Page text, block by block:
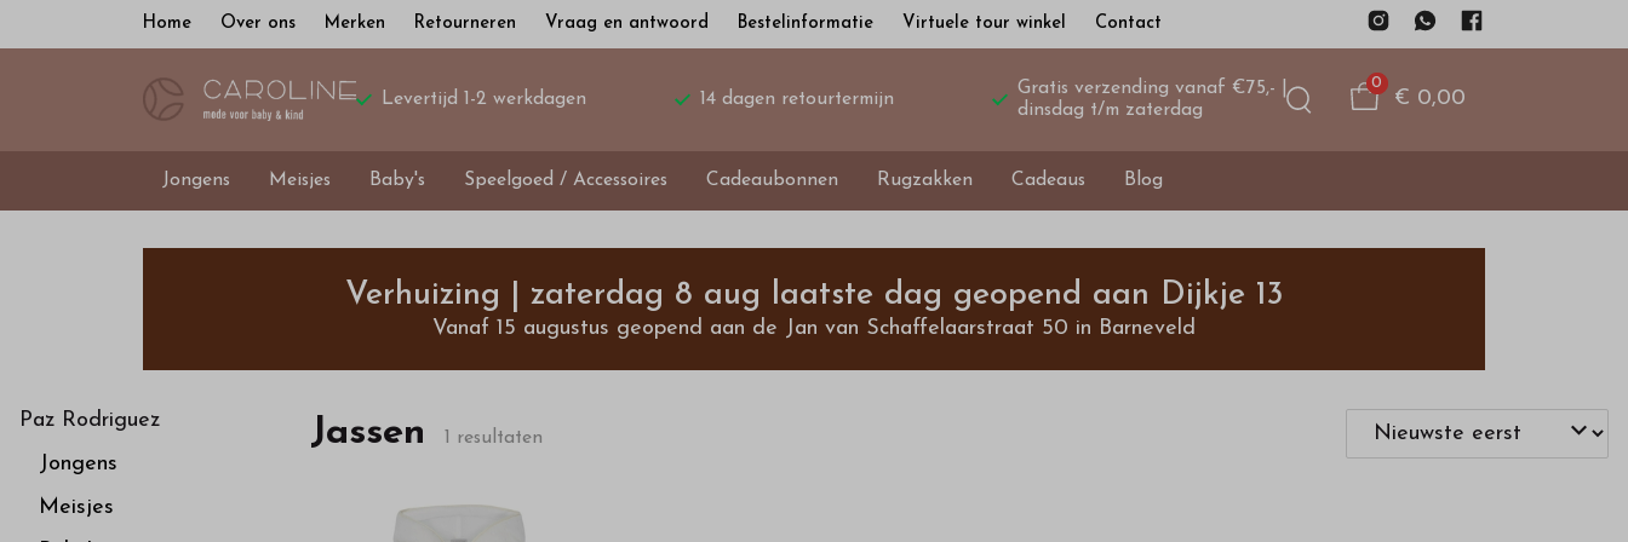
Home Over ons Merken Retourneren Vraag en antwoord Bestelinformatie Virtuele tour winkel Contact
Levertijd 1-2 werkdagen 14 dagen retourtermijn
Gratis verzending vanaf €75,- |
dinsdag t/m zaterdag
0
€ 0,00
Jongens Meisjes Baby's Speelgoed / Accessoires Cadeaubonnen Rugzakken Cadeaus Blog
Jassen
Bestel
kinderkleding
van
Verhuizing | zaterdag 8 aug laatste dag geopend aan Dijkje 13
Vanaf 15 augustus geopend aan de Jan van Schaffelaarstraat 50 in Barneveld
Paz Rodriguez
Jongens
Meisjes
Jassen 1 resultaten